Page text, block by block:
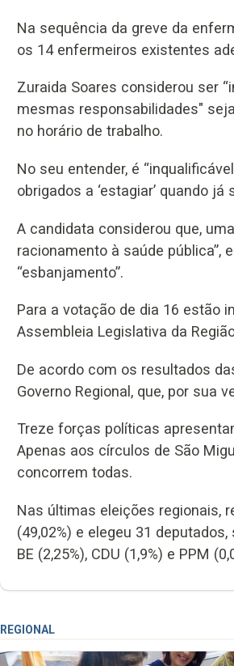
Na sequência da greve da
os 14 enfermeiros existentes
Zuraida Soares considerou ser
mesmas responsabilidades"
no horário de trabalho.
No seu entender, é
obrigados a ‘estagiar’ quando
A candidata considerou que,
racionamento à saúde pública”,
“esbanjamento”.
Para a votação de dia 16 estão
Assembleia Legislativa da
De acordo com os resultados
Governo Regional, que, por sua
Treze forças políticas
Apenas aos círculos de São
concorrem todas.
Nas últimas eleições regionais,
(49,02%) e elegeu 31
BE (2,25%), CDU (1,9%) e PPM
REGIONAL